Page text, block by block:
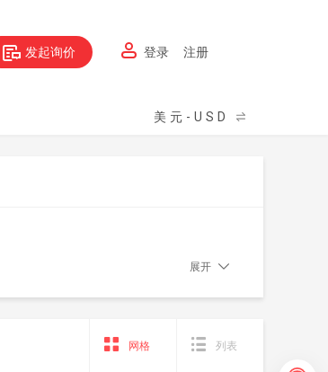
发起询价 登录 注册
美元-USD
展开
网格 列表